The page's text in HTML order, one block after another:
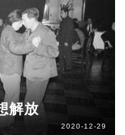
解放
2020-12-29